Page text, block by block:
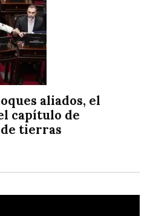
aliados, el
capítulo de
tierras